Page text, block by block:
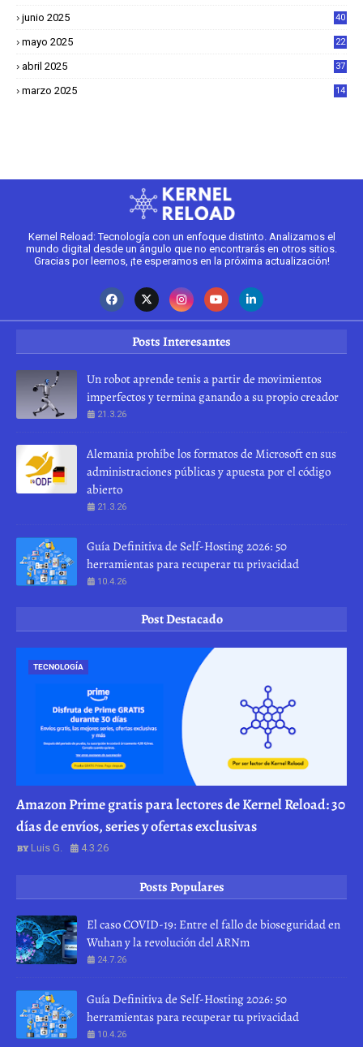
junio 2025 40
mayo 2025
22
abril 2025
37
marzo 2025
14
Kernel Reload: Tecnología con un enfoque distinto. Analizamos el
mundo digital desde un ángulo que no encontrarás en otros sitios.
Gracias por leernos, ¡te esperamos en la próxima actualización!
Posts Interesantes
Un robot aprende tenis a partir de movimientos
imperfectos y termina ganando a su propio creador
21.3.26
Alemania prohíbe los formatos de Microsoft en sus
administraciones públicas y apuesta por el código
abierto
21.3.26
Guía Definitiva de Self-Hosting 2026: 50
herramientas para recuperar tu privacidad
10.4.26
Post Destacado
TECNOLOGÍA
Amazon Prime gratis para lectores de Kernel Reload: 30
días de envíos, series y ofertas exclusivas
Luis G. 4.3.26
Posts Populares
El caso COVID-19: Entre el fallo de bioseguridad en
Wuhan y la revolución del ARNm
24.7.26
Guía Definitiva de Self-Hosting 2026: 50
herramientas para recuperar tu privacidad
10.4.26